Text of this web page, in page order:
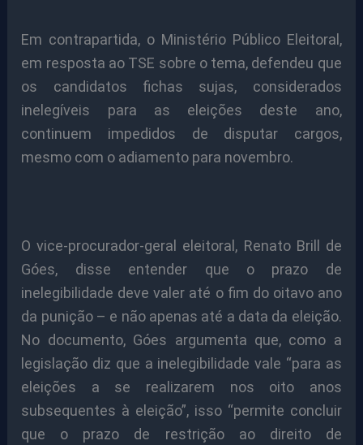
Em contrapartida, o Ministério Público Eleitoral,
em resposta ao TSE sobre o tema, defendeu que
os candidatos fichas sujas, considerados
inelegíveis para as eleições deste ano,
continuem impedidos de disputar cargos,
mesmo com o adiamento para novembro.
O vice-procurador-geral eleitoral, Renato Brill de
Góes, disse entender que o prazo de
inelegibilidade deve valer até o fim do oitavo ano
da punição – e não apenas até a data da eleição.
No documento, Góes argumenta que, como a
legislação diz que a inelegibilidade vale “para as
eleições a se realizarem nos oito anos
subsequentes à eleição”, isso “permite concluir
que o prazo de restrição ao direito de